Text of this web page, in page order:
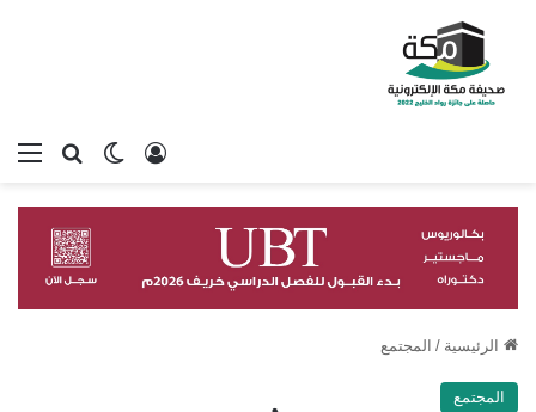
بحثالوضع
تسجيل الدخول
الرئيسية / المجتمع
المجتمع